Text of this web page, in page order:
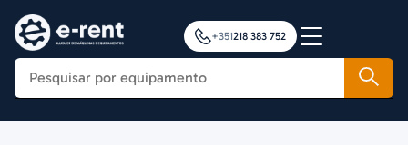
+351218 383 752